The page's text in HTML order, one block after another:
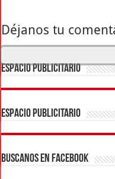
Déjanos tu
ESPACIO PUBLICITARIO
ESPACIO PUBLICITARIO
BUSCANOS EN FACEBOOK